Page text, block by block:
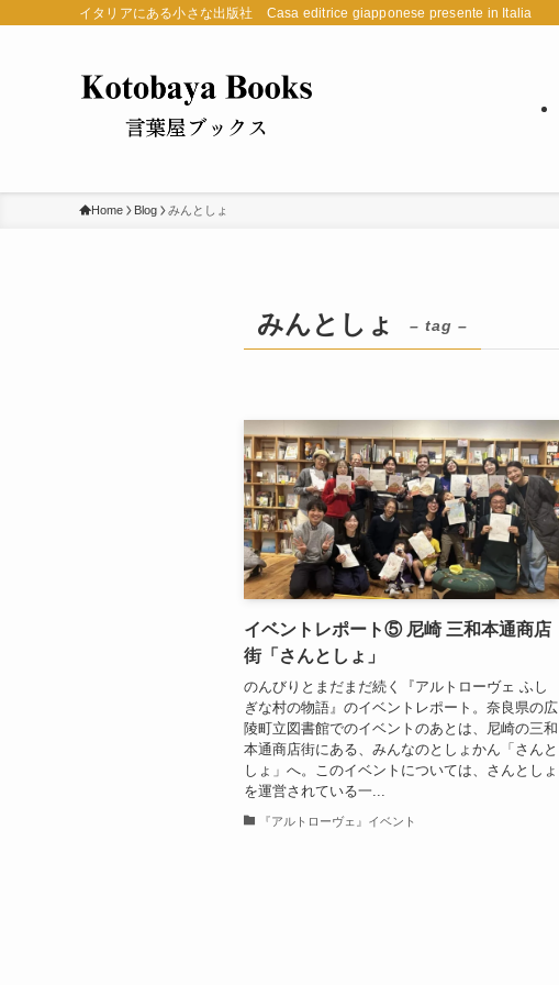
イタリアにある小さな出版社 Casa editrice giapponese presente in Italia
Home Blog みんとしょ
みんとしょ – tag –
イベントレポート⑤ 尼崎 三和本通商店
街「さんとしょ」
のんびりとまだまだ続く『アルトローヴェ ふし
ぎな村の物語』のイベントレポート。奈良県の広
陵町立図書館でのイベントのあとは、尼崎の三和
本通商店街にある、みんなのとしょかん「さんと
しょ」へ。このイベントについては、さんとしょ
を運営されている一...
『アルトローヴェ』イベント